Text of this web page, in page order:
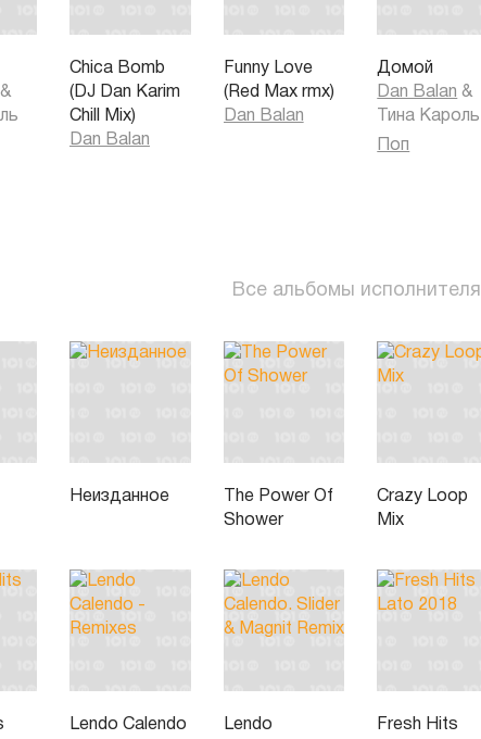
&
Chica Bomb
(DJ Dan Karim
Chill Mix)
Dan Balan
Funny Love
(Red Max rmx)
Dan Balan
Домой
Dan Balan &
Тина Кароль
Поп
Все альбомы исполнителя
Неизданное
The Power Of
Shower
Crazy Loop
Mix
Lendo Calendo
Lendo
Fresh Hits